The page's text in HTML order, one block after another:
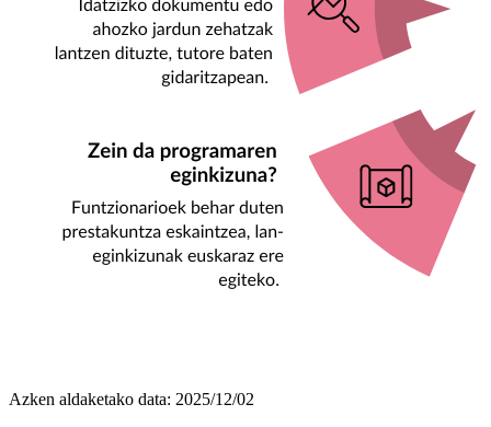
Azken aldaketako data: 2025/12/02